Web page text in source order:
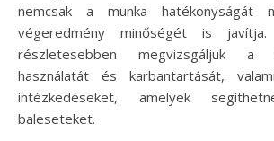
nemcsak a munka hatékonyságát
végeredmény minőségét is javítja.
részletesebben megvizsgáljuk
használatát és karbantartását,
intézkedéseket, amelyek
baleseteket.